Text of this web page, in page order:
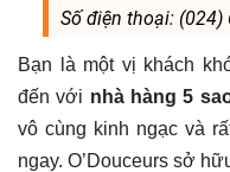
Số điện thoại: (024)
Bạn là một vị khách
đến với nhà hàng 5
vô cùng kinh ngạc và
ngay. O’Douceurs sở